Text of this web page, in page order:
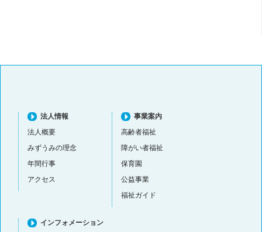
法人情報
法人概要
みずうみの理念
年間行事
アクセス
事業案内
高齢者福祉
障がい者福祉
保育園
公益事業
福祉ガイド
インフォメーション